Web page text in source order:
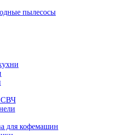
пылесосы
СВЧ
для кофемашин